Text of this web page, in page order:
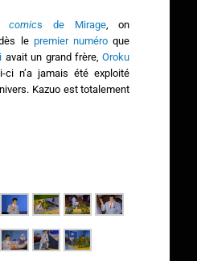
comics de Mirage, on
le premier numéro que
avait un grand frère,Oroku
ci n’a jamais été exploité
Kazuo est totalement